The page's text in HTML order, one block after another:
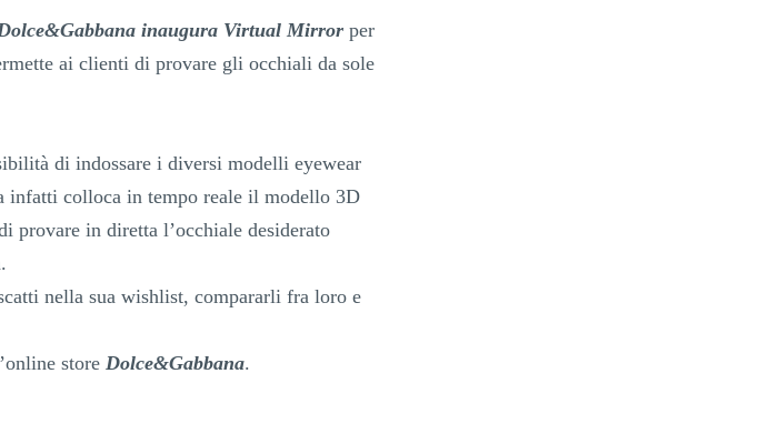
inaugura Virtual Mirrorper
ai clienti di provare gli occhiali da sole
di indossare i diversi modelli eyewear
infatti colloca in tempo reale il modello 3D
provare in diretta l’occhiale desiderato
nella sua wishlist, compararli fra loro e
store Dolce&Gabbana.